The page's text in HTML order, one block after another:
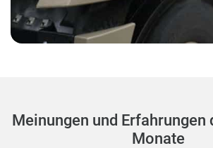
Meinungen und Erfahrungen
Monate